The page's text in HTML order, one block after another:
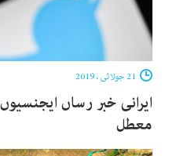
ایرانی خبر رساں
معطل